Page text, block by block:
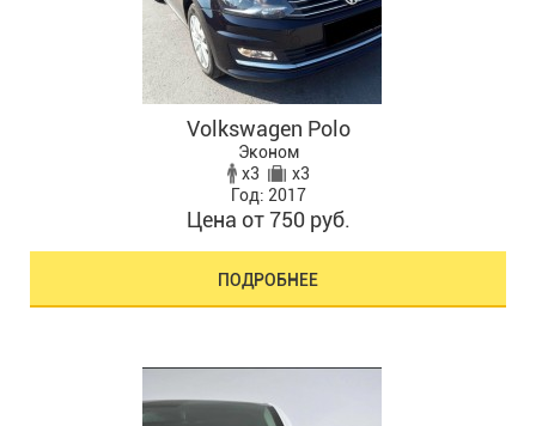
Volkswagen Polo
Эконом
x3
x3
Год: 2017
Цена от 750 руб.
ПОДРОБНЕЕ